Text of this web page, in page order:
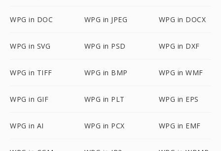
WPG in DOC WPG in JPEG WPG in DOCX
WPG in SVG WPG in PSD WPG in DXF
WPG in TIFF WPG in BMP WPG in WMF
WPG in GIF WPG in PLT WPG in EPS
WPG in AI WPG in PCX WPG in EMF